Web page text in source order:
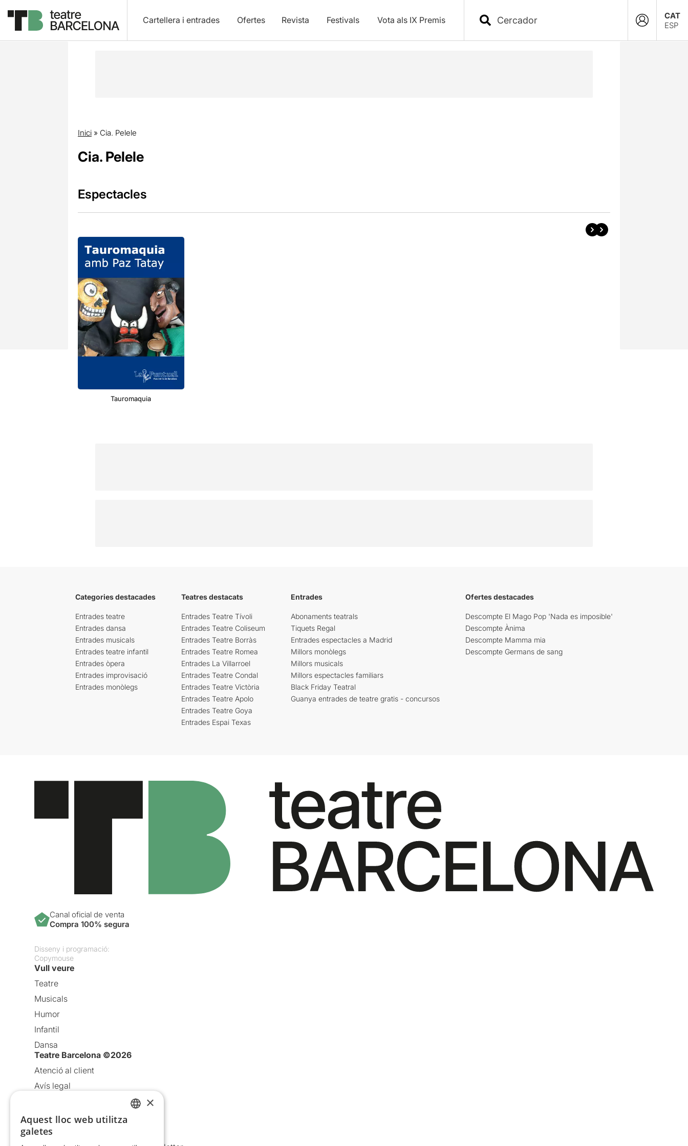
Cartellera i entrades Ofertes Revista Festivals Vota als IX Premis
CAT
ESP
Inici» Cia. Pelele
Cia. Pelele
Espectacles
Tauromaquia
Categories destacades
Entrades teatre
Entrades dansa
Entrades musicals
Entrades teatre infantil
Entrades òpera
Entrades improvisació
Entrades monòlegs
Teatres destacats
Entrades Teatre Tívoli
Entrades Teatre Coliseum
Entrades Teatre Borràs
Entrades Teatre Romea
Entrades La Villarroel
Entrades Teatre Condal
Entrades Teatre Victòria
Entrades Teatre Apolo
Entrades Teatre Goya
Entrades Espai Texas
Entrades
Abonaments teatrals
Tiquets Regal
Entrades espectacles a Madrid
Millors monòlegs
Millors musicals
Millors espectacles familiars
Black Friday Teatral
Guanya entrades de teatre gratis - concursos
Ofertes destacades
Descompte El Mago Pop 'Nada es imposible'
Descompte Ànima
Descompte Mamma mia
Descompte Germans de sang
Canal oficial de venta
Compra 100% segura
Disseny i programació:
Copymouse
Vull veure
Teatre
Musicals
Humor
Infantil
Dansa
Teatre Barcelona ©2026
Atenció al client
Avís legal
Política de cookies
Condicions d’ús
×
Aquest lloc web utilitza
galetes